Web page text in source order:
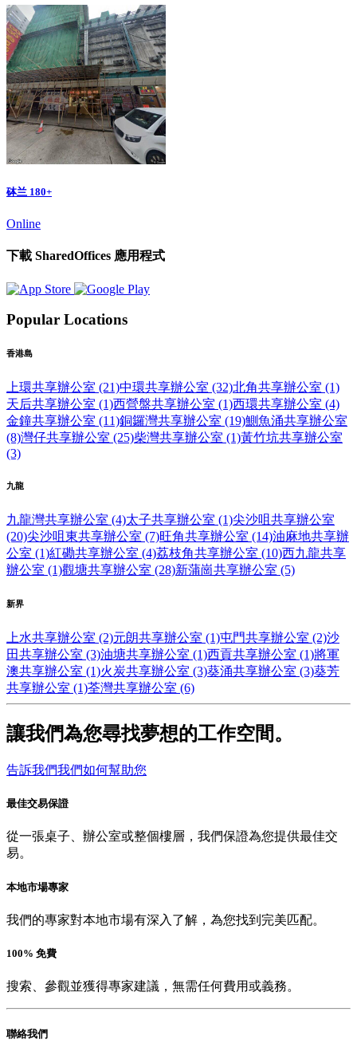
砵兰 180+
Online
下載 SharedOffices 應用程式
Popular Locations
香港島
上環共享辦公室 (21)中環共享辦公室 (32)北角共享辦公室 (1)
天后共享辦公室 (1)西營盤共享辦公室 (1)西環共享辦公室 (4)
金鐘共享辦公室 (11)銅鑼灣共享辦公室 (19)鰂魚涌共享辦公室
(8)灣仔共享辦公室 (25)柴灣共享辦公室 (1)黃竹坑共享辦公室
(3)
九龍
九龍灣共享辦公室 (4)太子共享辦公室 (1)尖沙咀共享辦公室
(20)尖沙咀東共享辦公室 (7)旺角共享辦公室 (14)油麻地共享辦
公室 (1)紅磡共享辦公室 (4)荔枝角共享辦公室 (10)西九龍共享
辦公室 (1)觀塘共享辦公室 (28)新蒲崗共享辦公室 (5)
新界
上水共享辦公室 (2)元朗共享辦公室 (1)屯門共享辦公室 (2)沙
田共享辦公室 (3)油塘共享辦公室 (1)西貢共享辦公室 (1)將軍
澳共享辦公室 (1)火炭共享辦公室 (3)葵涌共享辦公室 (3)葵芳
共享辦公室 (1)荃灣共享辦公室 (6)
讓我們為您尋找夢想的工作空間。
告訴我們我們如何幫助您
最佳交易保證
從一張桌子、辦公室或整個樓層，我們保證為您提供最佳交
易。
本地市場專家
我們的專家對本地市場有深入了解，為您找到完美匹配。
100% 免費
搜索、參觀並獲得專家建議，無需任何費用或義務。
聯絡我們